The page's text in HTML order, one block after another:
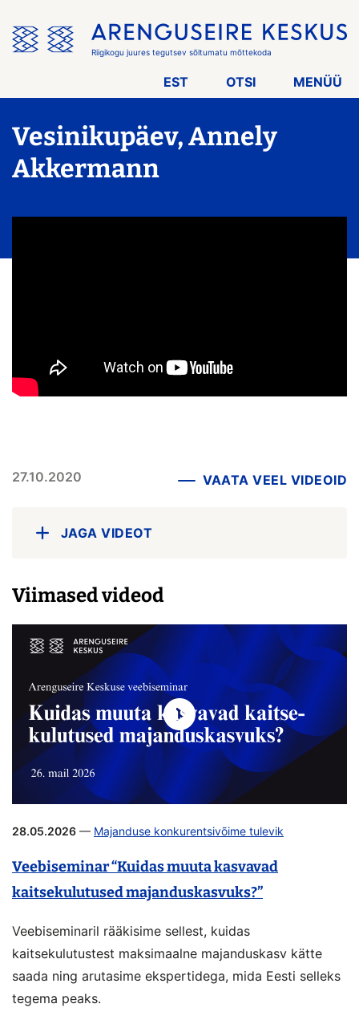
menüü
vahele
Riigikogu juures tegutsev sõltumatu mõttekoda
EST OTSI MENÜÜ
Vesinikupäev, Annely
Akkermann
27.10.2020 VAATA VEEL VIDEOID
JAGA VIDEOT
Viimased videod
28.05.2026 — Majanduse konkurentsivõime tulevik
Veebiseminar “Kuidas muuta kasvavad
kaitsekulutused majanduskasvuks?”
Veebiseminaril rääkisime sellest, kuidas
kaitsekulutustest maksimaalne majanduskasv kätte
saada ning arutasime ekspertidega, mida Eesti selleks
tegema peaks.